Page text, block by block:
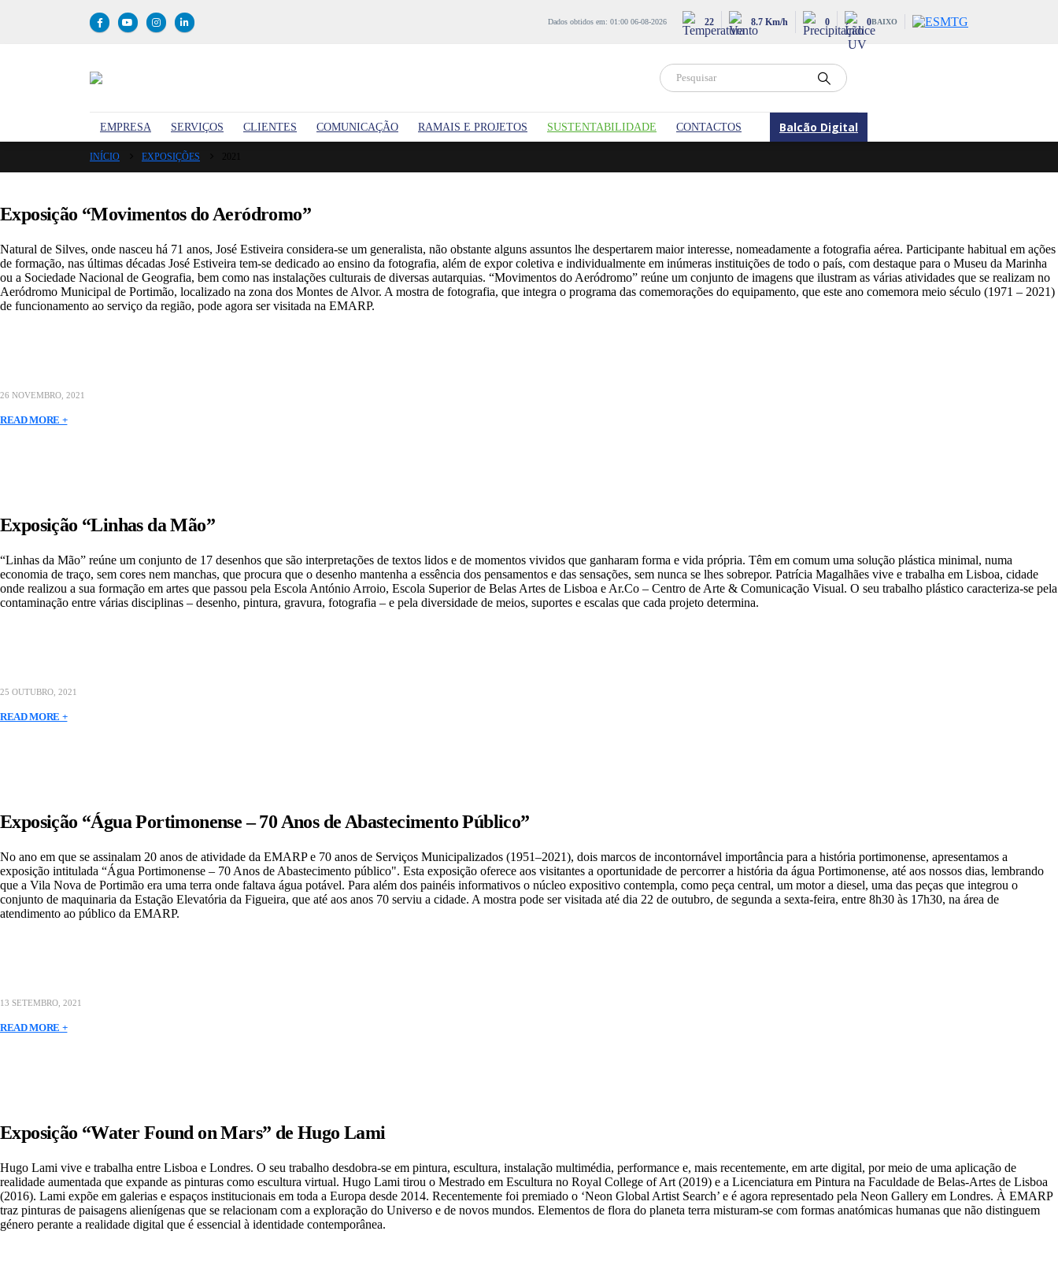
Dados obtidos em: 01:00 06-08-2026 22 8.7 Km/h 0 0BAIXO
EMPRESA SERVIÇOS CLIENTES COMUNICAÇÃO RAMAIS E PROJETOS SUSTENTABILIDADE CONTACTOS Balcão Digital
INÍCIO EXPOSIÇÕES
Exposição “Movimentos do Aeródromo”
Natural de Silves, onde nasceu há 71 anos, José Estiveira considera-se um generalista, não obstante alguns assuntos lhe despertarem maior interesse, nomeadamente a fotografia aérea. Participante habitual em ações
de formação, nas últimas décadas José Estiveira tem-se dedicado ao ensino da fotografia, além de expor coletiva e individualmente em inúmeras instituições de todo o país, com destaque para o Museu da Marinha
ou a Sociedade Nacional de Geografia, bem como nas instalações culturais de diversas autarquias. “Movimentos do Aeródromo” reúne um conjunto de imagens que ilustram as várias atividades que se realizam no
Aeródromo Municipal de Portimão, localizado na zona dos Montes de Alvor. A mostra de fotografia, que integra o programa das comemorações do equipamento, que este ano comemora meio século (1971 – 2021)
de funcionamento ao serviço da região, pode agora ser visitada na EMARP.
26 NOVEMBRO, 2021
READ MORE +
Exposição “Linhas da Mão”
“Linhas da Mão” reúne um conjunto de 17 desenhos que são interpretações de textos lidos e de momentos vividos que ganharam forma e vida própria. Têm em comum uma solução plástica minimal, numa
economia de traço, sem cores nem manchas, que procura que o desenho mantenha a essência dos pensamentos e das sensações, sem nunca se lhes sobrepor. Patrícia Magalhães vive e trabalha em Lisboa, cidade
onde realizou a sua formação em artes que passou pela Escola António Arroio, Escola Superior de Belas Artes de Lisboa e Ar.Co – Centro de Arte & Comunicação Visual. O seu trabalho plástico caracteriza-se pela
contaminação entre várias disciplinas – desenho, pintura, gravura, fotografia – e pela diversidade de meios, suportes e escalas que cada projeto determina.
25 OUTUBRO, 2021
READ MORE +
Exposição “Água Portimonense – 70 Anos de Abastecimento Público”
No ano em que se assinalam 20 anos de atividade da EMARP e 70 anos de Serviços Municipalizados (1951–2021), dois marcos de incontornável importância para a história portimonense, apresentamos a
exposição intitulada “Água Portimonense – 70 Anos de Abastecimento público". Esta exposição oferece aos visitantes a oportunidade de percorrer a história da água Portimonense, até aos nossos dias, lembrando
que a Vila Nova de Portimão era uma terra onde faltava água potável. Para além dos painéis informativos o núcleo expositivo contempla, como peça central, um motor a diesel, uma das peças que integrou o
conjunto de maquinaria da Estação Elevatória da Figueira, que até aos anos 70 serviu a cidade. A mostra pode ser visitada até dia 22 de outubro, de segunda a sexta-feira, entre 8h30 às 17h30, na área de
atendimento ao público da EMARP.
13 SETEMBRO, 2021
READ MORE +
Exposição “Water Found on Mars” de Hugo Lami
Hugo Lami vive e trabalha entre Lisboa e Londres. O seu trabalho desdobra-se em pintura, escultura, instalação multimédia, performance e, mais recentemente, em arte digital, por meio de uma aplicação de
realidade aumentada que expande as pinturas como escultura virtual. Hugo Lami tirou o Mestrado em Escultura no Royal College of Art (2019) e a Licenciatura em Pintura na Faculdade de Belas-Artes de Lisboa
(2016). Lami expõe em galerias e espaços institucionais em toda a Europa desde 2014. Recentemente foi premiado o ‘Neon Global Artist Search’ e é agora representado pela Neon Gallery em Londres. À EMARP
traz pinturas de paisagens alienígenas que se relacionam com a exploração do Universo e de novos mundos. Elementos de flora do planeta terra misturam-se com formas anatómicas humanas que não distinguem
género perante a realidade digital que é essencial à identidade contemporânea.